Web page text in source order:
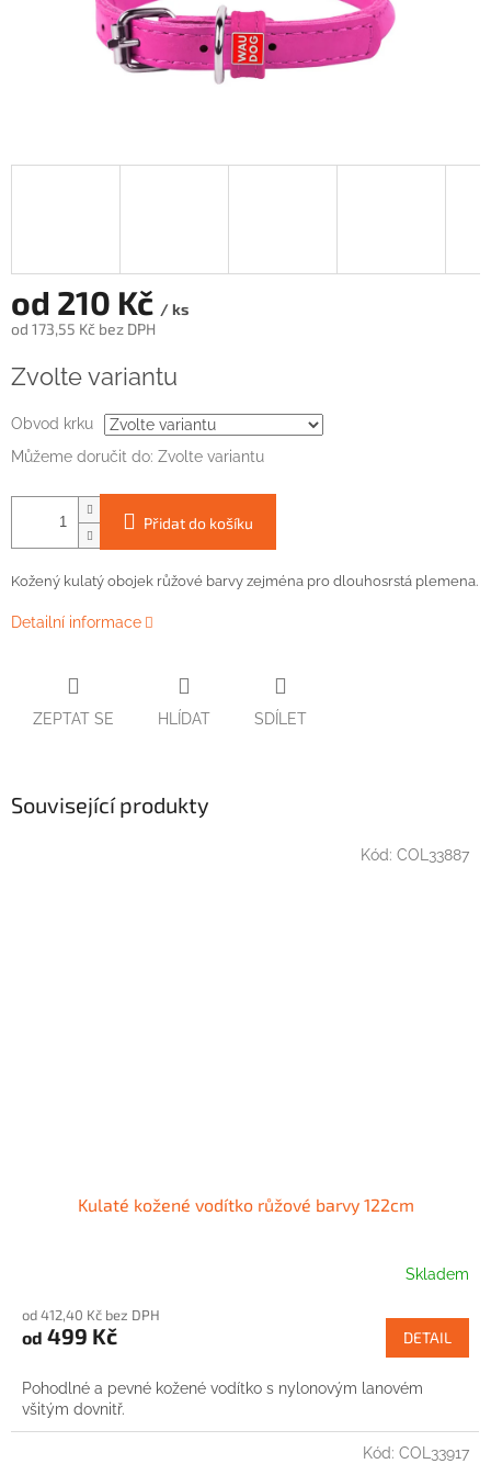
od 210 Kč / ks
od 173,55 Kč bez DPH
cena:
Zvolte variantu
Obvod krku
Můžeme doručit do: Zvolte variantu
Přidat do košíku
Kožený kulatýobojek růžové barvyzejména prodlouhosrstá plemena.
Detailní informace
ZEPTAT SE HLÍDAT SDÍLET
Související produkty
Kulaté kožené vodítko růžové barvy 122cm
Skladem
od 412,40 Kč bez DPH
od 499 Kč DETAIL
Pohodlné a pevné kožené vodítko s nylonovým lanovém
všitým dovnitř.
Kód: COL33887
Kód: COL33917